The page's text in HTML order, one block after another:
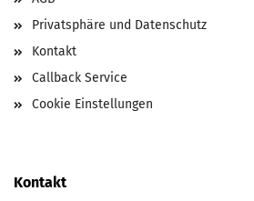
Privatsphäre und Datenschutz
Kontakt
Callback Service
Cookie Einstellungen
Kontakt